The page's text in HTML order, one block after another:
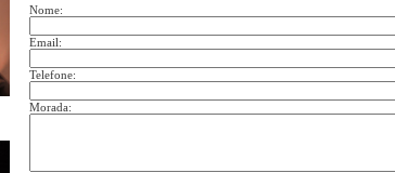
Nome:
Email:
Telefone:
Morada: